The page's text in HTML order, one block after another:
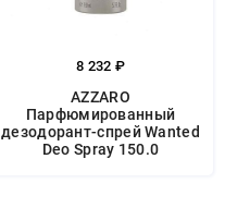
8 232 ₽
AZZARO
Парфюмированный
дезодорант-спрей Wanted
Deo Spray 150.0